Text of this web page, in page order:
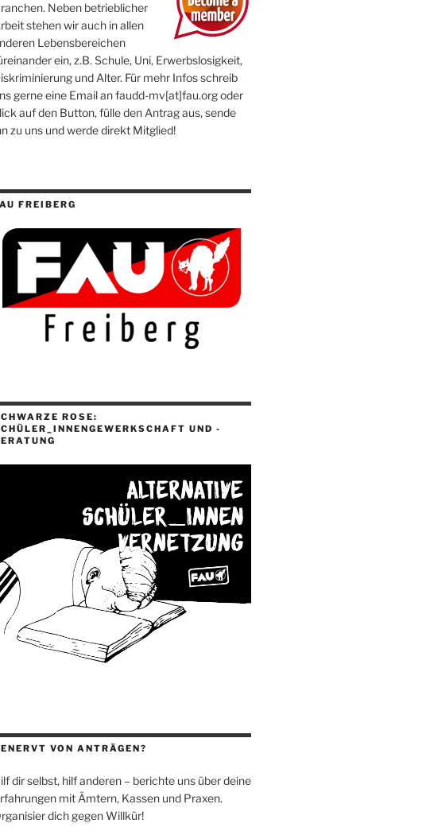
Neben betrieblicher
stehen wir auch in allen
Lebensbereichen
ein, z.B. Schule, Uni, Erwerbslosigkeit,
und Alter. Für mehr Infos schreib
gerne eine Email an faudd-mv[at]fau.org oder
auf den Button, fülle den Antrag aus, sende
zu uns und werde direkt Mitglied!
FREIBERG
ROSE:
UND -
VON ANTRÄGEN?
dir selbst, hilf anderen – berichte uns über deine
mit Ämtern, Kassen und Praxen.
dich gegen Willkür!